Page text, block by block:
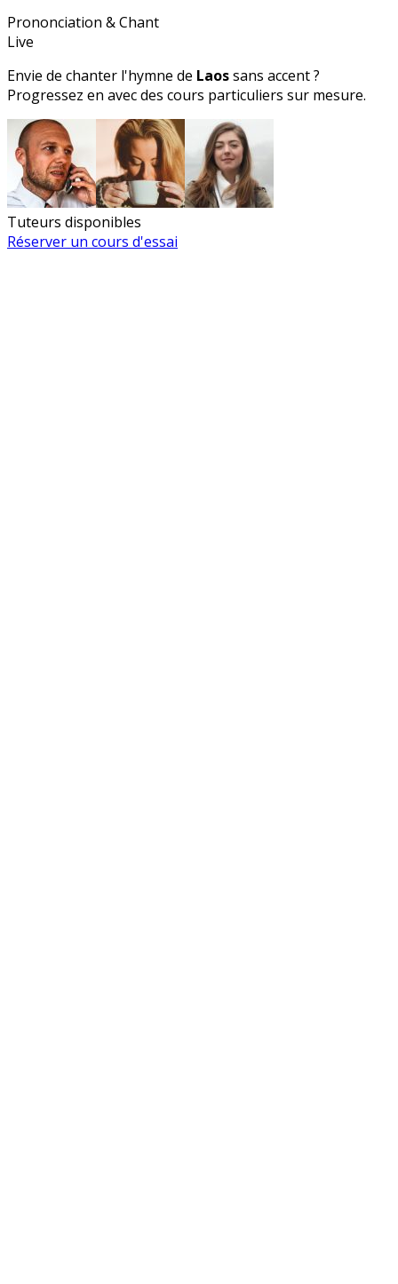
Prononciation & Chant
Live
Envie de chanter l'hymne de Laossans accent ?
Progressez en avec des cours particuliers sur mesure.
Tuteurs disponibles
Réserver un cours d'essai